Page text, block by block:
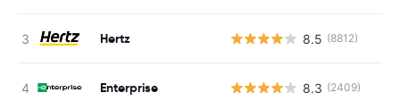
Hertz 8.5 (8812)
Enterprise 8.3 (2409)